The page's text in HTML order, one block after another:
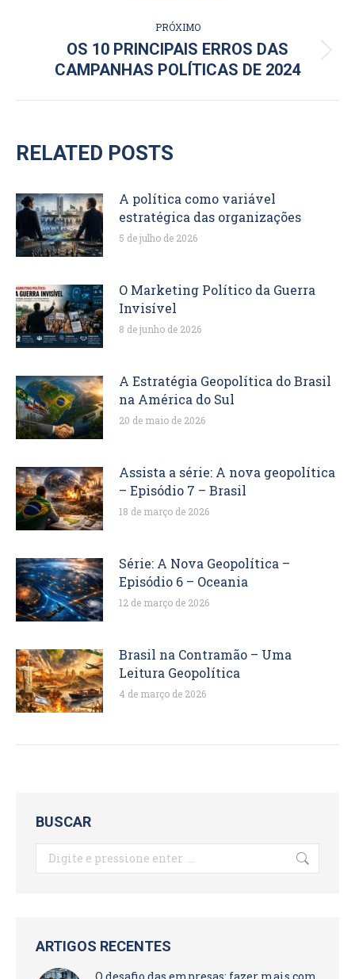
PRÓXIMO
Próximo
post:
OS 10 PRINCIPAIS ERROS DAS
CAMPANHAS POLÍTICAS DE 2024
RELATED POSTS
A política como variável
estratégica das organizações
5 de julho de 2026
O Marketing Político da Guerra
Invisível
8 de junho de 2026
A Estratégia Geopolítica do Brasil
na América do Sul
20 de maio de 2026
Assista a série: A nova geopolítica
– Episódio 7 – Brasil
18 de março de 2026
Série: A Nova Geopolítica –
Episódio 6 – Oceania
12 de março de 2026
Brasil na Contramão – Uma
Leitura Geopolítica
4 de março de 2026
BUSCAR
Search:
ARTIGOS RECENTES